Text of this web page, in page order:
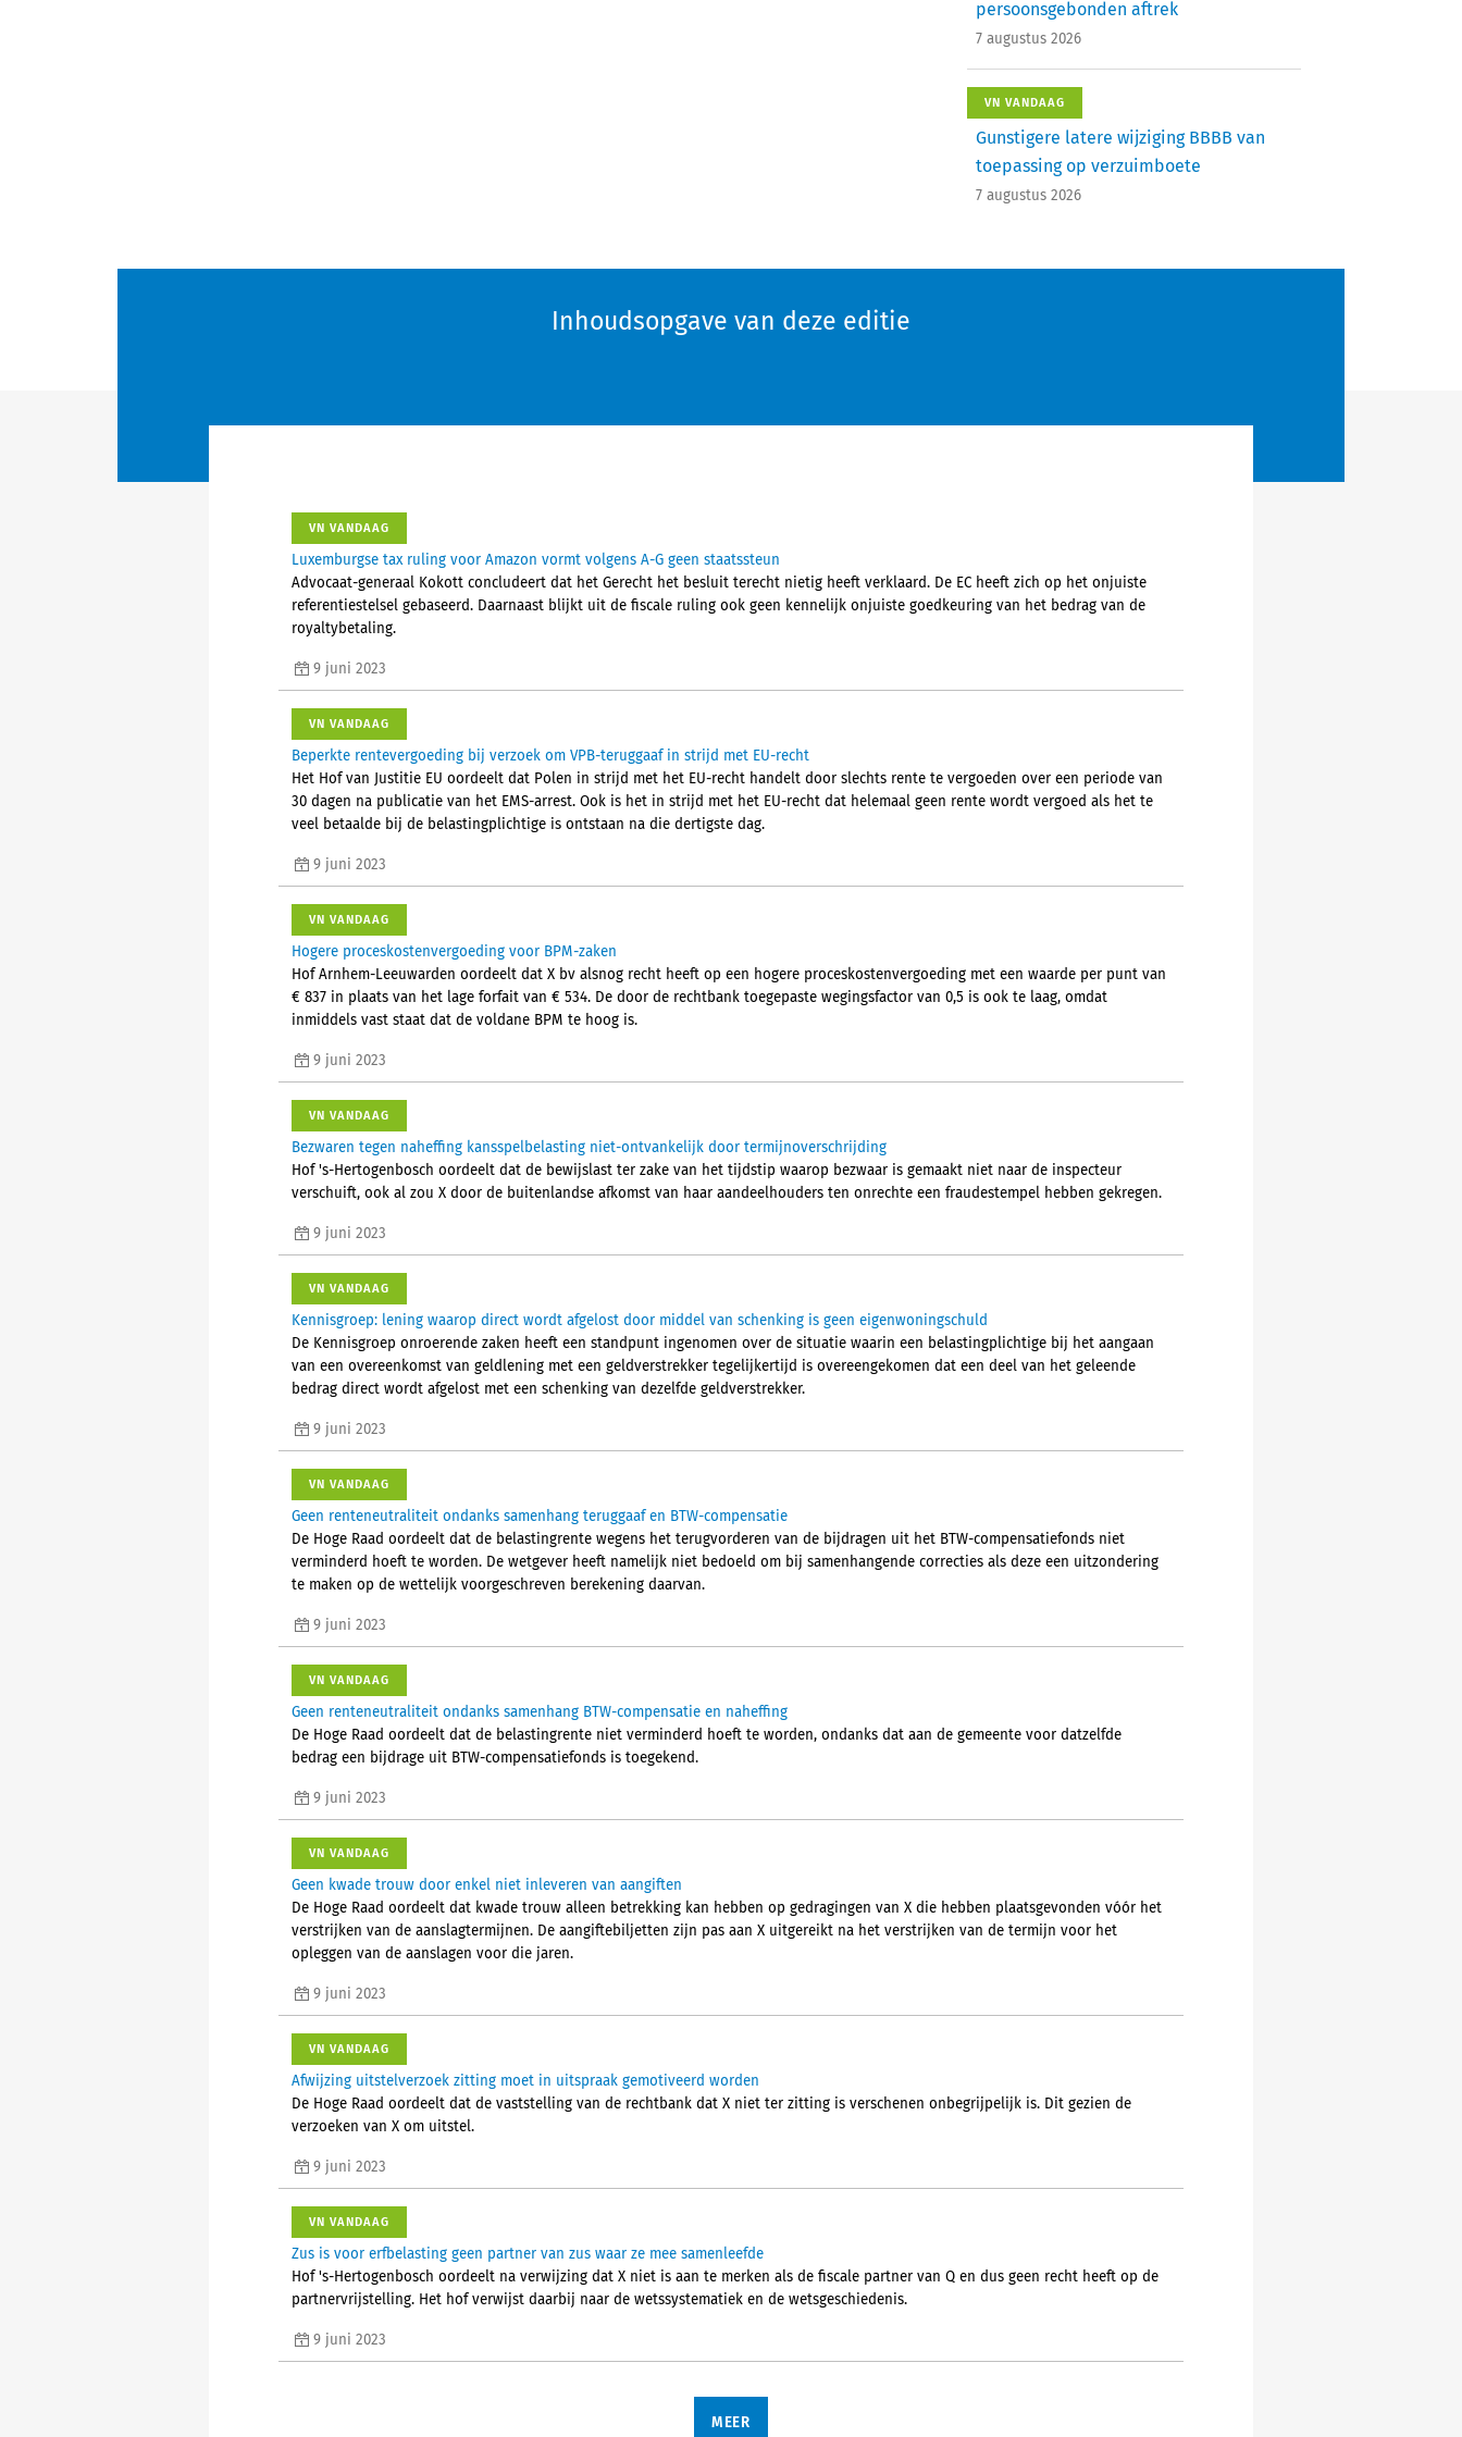
persoonsgebonden aftrek
7 augustus 2026
VN VANDAAG
Gunstigere latere wijziging BBBB van
toepassing op verzuimboete
7 augustus 2026
Inhoudsopgave van deze editie
VN VANDAAG
Luxemburgse tax ruling voor Amazon vormt volgens A-G geen staatssteun
Advocaat-generaal Kokott concludeert dat het Gerecht het besluit terecht nietig heeft verklaard. De EC heeft zich op het onjuiste
referentiestelsel gebaseerd. Daarnaast blijkt uit de fiscale ruling ook geen kennelijk onjuiste goedkeuring van het bedrag van de
royaltybetaling.
9 juni 2023
VN VANDAAG
Beperkte rentevergoeding bij verzoek om VPB-teruggaaf in strijd met EU-recht
Het Hof van Justitie EU oordeelt dat Polen in strijd met het EU-recht handelt door slechts rente te vergoeden over een periode van
30 dagen na publicatie van het EMS-arrest. Ook is het in strijd met het EU-recht dat helemaal geen rente wordt vergoed als het te
veel betaalde bij de belastingplichtige is ontstaan na die dertigste dag.
9 juni 2023
VN VANDAAG
Hogere proceskostenvergoeding voor BPM-zaken
Hof Arnhem-Leeuwarden oordeelt dat X bv alsnog recht heeft op een hogere proceskostenvergoeding met een waarde per punt van
€ 837 in plaats van het lage forfait van € 534. De door de rechtbank toegepaste wegingsfactor van 0,5 is ook te laag, omdat
inmiddels vast staat dat de voldane BPM te hoog is.
9 juni 2023
VN VANDAAG
Bezwaren tegen naheffing kansspelbelasting niet-ontvankelijk door termijnoverschrijding
Hof 's-Hertogenbosch oordeelt dat de bewijslast ter zake van het tijdstip waarop bezwaar is gemaakt niet naar de inspecteur
verschuift, ook al zou X door de buitenlandse afkomst van haar aandeelhouders ten onrechte een fraudestempel hebben gekregen.
9 juni 2023
VN VANDAAG
Kennisgroep: lening waarop direct wordt afgelost door middel van schenking is geen eigenwoningschuld
De Kennisgroep onroerende zaken heeft een standpunt ingenomen over de situatie waarin een belastingplichtige bij het aangaan
van een overeenkomst van geldlening met een geldverstrekker tegelijkertijd is overeengekomen dat een deel van het geleende
bedrag direct wordt afgelost met een schenking van dezelfde geldverstrekker.
9 juni 2023
VN VANDAAG
Geen renteneutraliteit ondanks samenhang teruggaaf en BTW-compensatie
De Hoge Raad oordeelt dat de belastingrente wegens het terugvorderen van de bijdragen uit het BTW-compensatiefonds niet
verminderd hoeft te worden. De wetgever heeft namelijk niet bedoeld om bij samenhangende correcties als deze een uitzondering
te maken op de wettelijk voorgeschreven berekening daarvan.
9 juni 2023
VN VANDAAG
Geen renteneutraliteit ondanks samenhang BTW-compensatie en naheffing
De Hoge Raad oordeelt dat de belastingrente niet verminderd hoeft te worden, ondanks dat aan de gemeente voor datzelfde
bedrag een bijdrage uit BTW-compensatiefonds is toegekend.
9 juni 2023
VN VANDAAG
Geen kwade trouw door enkel niet inleveren van aangiften
De Hoge Raad oordeelt dat kwade trouw alleen betrekking kan hebben op gedragingen van X die hebben plaatsgevonden vóór het
verstrijken van de aanslagtermijnen. De aangiftebiljetten zijn pas aan X uitgereikt na het verstrijken van de termijn voor het
opleggen van de aanslagen voor die jaren.
9 juni 2023
VN VANDAAG
Afwijzing uitstelverzoek zitting moet in uitspraak gemotiveerd worden
De Hoge Raad oordeelt dat de vaststelling van de rechtbank dat X niet ter zitting is verschenen onbegrijpelijk is. Dit gezien de
verzoeken van X om uitstel.
9 juni 2023
VN VANDAAG
Zus is voor erfbelasting geen partner van zus waar ze mee samenleefde
Hof 's-Hertogenbosch oordeelt na verwijzing dat X niet is aan te merken als de fiscale partner van Q en dus geen recht heeft op de
partnervrijstelling. Het hof verwijst daarbij naar de wetssystematiek en de wetsgeschiedenis.
9 juni 2023
MEER